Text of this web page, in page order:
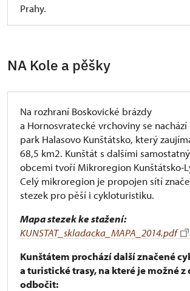
Prahy.
NA Kole a pěšky
Na rozhraní Boskovické brázdy
a Hornosvratecké vrchoviny se
park Halasovo Kunštátsko, který
68,5 km2. Kunštát s dalšími
obcemi tvoří Mikroregion Kunštátsko-
Celý mikroregion je propojen sítí
stezek pro pěší i cykloturistiku.
Mapa stezek ke stažení:
KUNSTAT_skladacka_MAPA_2014.pdf
Kunštátem prochází další značené
a turistické trasy, na které je možné z
odbočit: